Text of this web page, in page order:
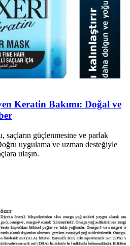
Keratin Bakımı: Doğal ve
saçların güçlenmesine ve parlak
uygulama ve uzman desteğiyle
ulaşın.